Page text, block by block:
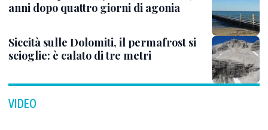
anni dopo quattro giorni di agonia
Siccità sulle Dolomiti, il permafrost si
scioglie: è calato di tre metri
VIDEO